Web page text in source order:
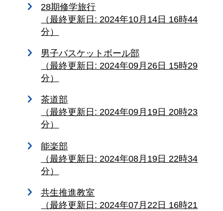
28期修学旅行
（最終更新日: 2024年10月14日 16時44
分）
男子バスケットボール部
（最終更新日: 2024年09月26日 15時29
分）
茶道部
（最終更新日: 2024年09月19日 20時23
分）
能楽部
（最終更新日: 2024年08月19日 22時34
分）
共生推進教室
（最終更新日: 2024年07月22日 16時21